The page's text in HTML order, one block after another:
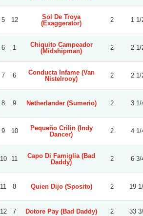
5 12
Sol De Troya
(Exaggerator)
2 1 1/
6 1
Chiquito Campeador
(Midshipman)
2 2 1/
7 6
Conducta Infame (Van
Nistelrooy)
2 2 1/
8 9 Netherlander (Sumerio) 2 3 1/
9 10
Pequeño Crilin (Indy
Dancer)
2 4 1/
10 11
Capo Di Famiglia (Bad
Daddy)
2 6 3/
11 8 Quien Dijo (Sposito) 2 19
12 7 Dotore Pay (Bad Daddy) 2 33